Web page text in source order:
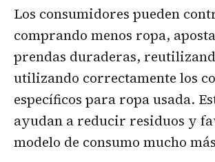
Los consumidores pueden
comprando menos ropa,
prendas duraderas,
utilizando correctamente los
específicos para ropa usada.
ayudan a reducir residuos y
modelo de consumo mucho